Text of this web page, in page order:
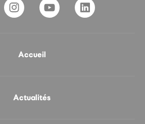
Accueil
Actualités